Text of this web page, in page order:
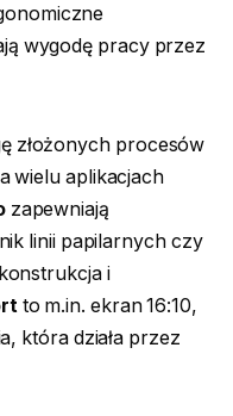
wygodę pracy przez
złożonych procesów
wielu aplikacjach
zapewniają
linii papilarnych czy
i
to m.in. ekran 16:10,
która działa przez